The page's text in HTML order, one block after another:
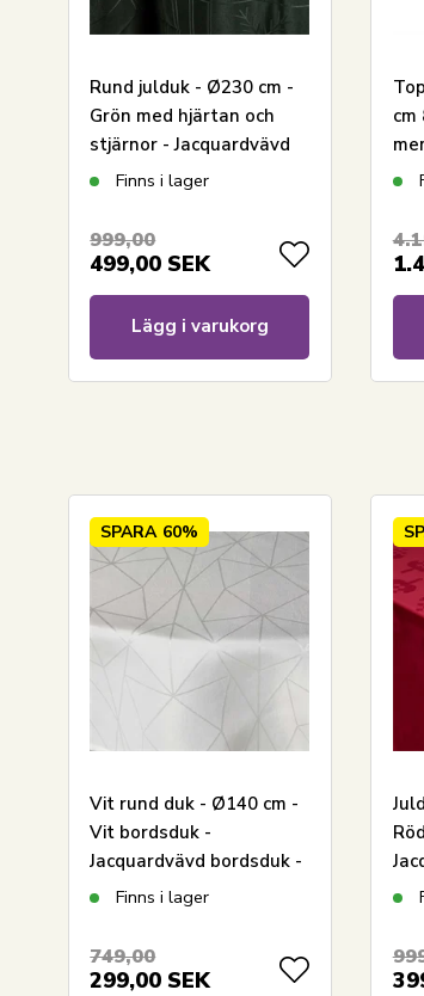
LÄGG I VARUKORGEN
Rund julduk - Ø230 cm -
Grön med hjärtan och
stjärnor - Jacquardvävd
bordduk - Exklusiv duk
Finns i lager
999,00
499,00 SEK
Lägg i varukorg
cm
SPARA 60%
Vit rund duk - Ø140 cm -
Vit bordsduk -
Jacquardvävd bordsduk -
Exklusiv festduk
Finns i lager
749,00
299,00 SEK